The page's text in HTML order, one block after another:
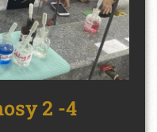
4- Pharmacognosy 2